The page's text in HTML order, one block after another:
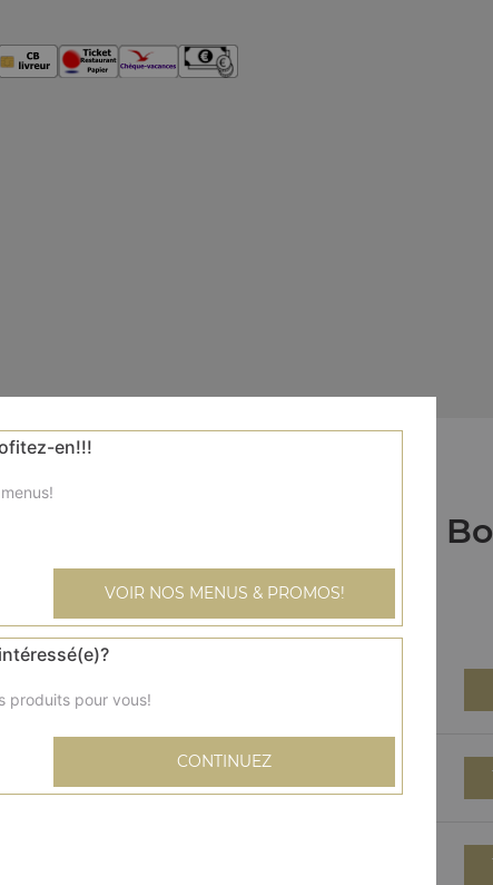
Nos Plats au
épices. Servi avec riz nature
de terre et sa sauce. Servi avec riz nature
en!!!
VOIR NOS MENUS & PROMOS!
produits pour vous!
CONTINUEZ